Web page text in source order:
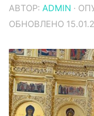
АВТОР: ADMIN ·
ОБНОВЛЕНО